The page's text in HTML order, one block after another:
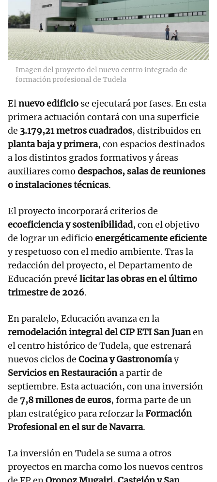
Imagen del proyecto del nuevo centro integrado de
formación profesional de Tudela
Elnuevo edificio se ejecutará por fases. En esta
primera actuación contará con una superficie
de 3.179,21 metros cuadrados, distribuidos en
planta baja y primera, con espacios destinados
a los distintos grados formativos y áreas
auxiliares como despachos, salas de reuniones
o instalaciones técnicas.
El proyecto incorporará criterios de
ecoeficiencia y sostenibilidad, con el objetivo
de lograr un edificio energéticamente eficiente
y respetuoso con el medio ambiente. Tras la
redacción del proyecto, el Departamento de
Educación prevé licitar las obras en el último
trimestre de 2026.
En paralelo, Educación avanza en la
remodelación integral del CIP ETI San Juanen
el centro histórico de Tudela, que estrenará
nuevos ciclos de Cocina y Gastronomíay
Servicios en Restauracióna partir de
septiembre. Esta actuación, con una inversión
de 7,8 millones de euros, forma parte de un
plan estratégico para reforzar laFormación
Profesional en el sur de Navarra.
La inversión en Tudela se suma a otros
proyectos en marcha como los nuevos centros